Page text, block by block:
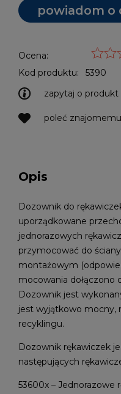
powiadom o
Ocena:
Kod produktu:
5390
zapytaj o produkt
poleć znajomemu
Opis
Dozownik do
uporządkowane
jednorazowych
przymocować do
montażowym
mocowania dołączono
Dozownik jest
jest wyjątkowo mocny,
recyklingu.
Dozownik rękawiczek
następujących
53600x – Jednorazowe